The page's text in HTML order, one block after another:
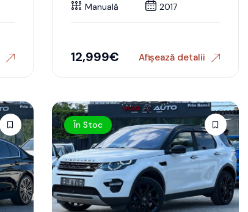
Manuală
2017
12,999€ Afișează detalii
În Stoc